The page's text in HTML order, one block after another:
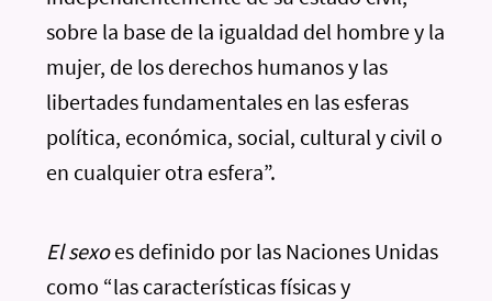
sobre la base de la igualdad del hombre y la
mujer, de los derechos humanos y las
libertades fundamentales en las esferas
política, económica, social, cultural y civil o
en cualquier otra esfera”.
El sexoes definido por las Naciones Unidas
como “las características físicas y